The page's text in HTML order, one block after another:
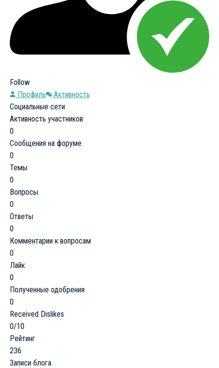
Follow
Профиль
Активность
Социальные сети
Активность участников
0
Сообщения на форуме
0
Темы
0
Вопросы
0
Ответы
0
Комментарии к вопросам
0
Лайк
0
Полученные одобрения
0
Received Dislikes
0/10
Рейтинг
236
Записи блога